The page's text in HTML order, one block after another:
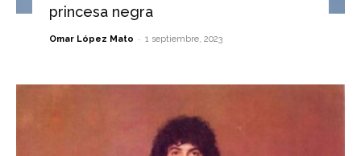
princesa negra
Omar López Mato - 1 septiembre, 2023